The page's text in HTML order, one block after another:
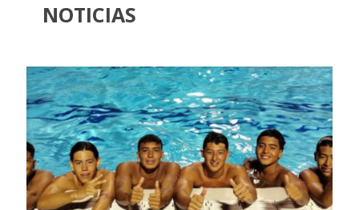
NOTICIAS